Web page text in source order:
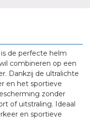
de perfecte helm
combineren op een
Dankzij de ultralichte
en het sportieve
zonder
of uitstraling. Ideaal
en sportieve